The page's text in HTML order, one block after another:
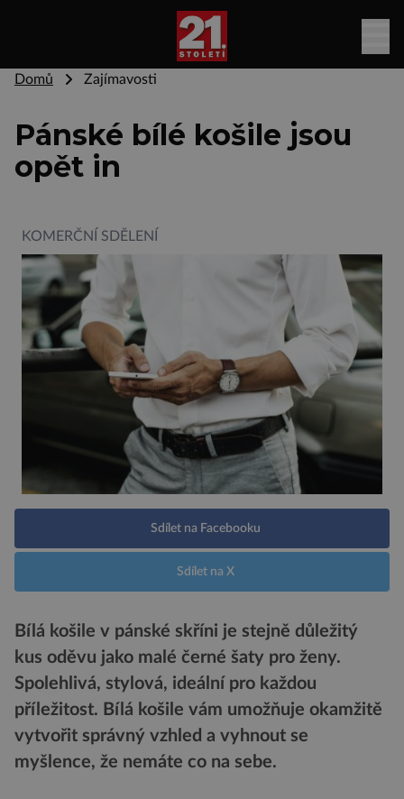
Domů Zajímavosti
Pánské bílé košile jsou
opět in
KOMERČNÍ SDĚLENÍ
Sdílet na Facebooku
Sdílet na X
Bílá košile v pánské skříni je stejně důležitý
kus oděvu jako malé černé šaty pro ženy.
Spolehlivá, stylová, ideální pro každou
příležitost. Bílá košile vám umožňuje okamžitě
vytvořit správný vzhled a vyhnout se
myšlence, že nemáte co na sebe.